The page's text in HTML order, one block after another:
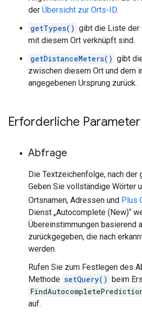
der Übersicht zur Orts-ID.
getTypes() gibt die Liste der
mit diesem Ort verknüpft sind.
getDistanceMeters() gibt
zwischen diesem Ort und dem
angegebenen Ursprung zurück.
Erforderliche Parameter
Abfrage
Die Textzeichenfolge, nach der
Geben Sie vollständige Wörter
Ortsnamen, Adressen und Plus
Dienst „Autocomplete (New)“
Übereinstimmungen basierend
zurückgegeben, die nach
werden.
Rufen Sie zum Festlegen des
Methode setQuery() beim
auf.